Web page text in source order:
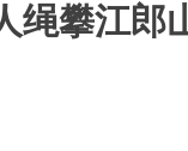
绳攀江郎